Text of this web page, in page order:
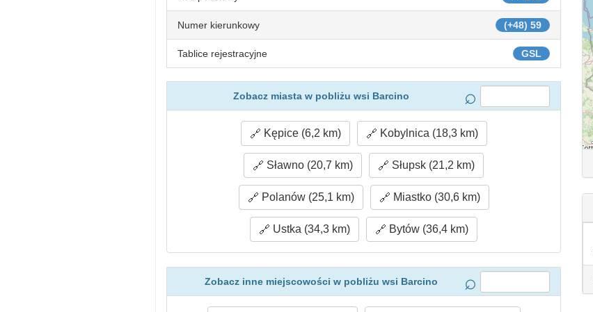
(+48) 59
Numer kierunkowy
GSL
Tablice rejestracyjne
Zobacz miasta w pobliżu wsi Barcino
Kępice (6,2 km) Kobylnica (18,3 km)
Sławno (20,7 km) Słupsk (21,2 km)
Polanów (25,1 km) Miastko (30,6 km)
Ustka (34,3 km) Bytów (36,4 km)
Zobacz inne miejscowości w pobliżu wsi Barcino